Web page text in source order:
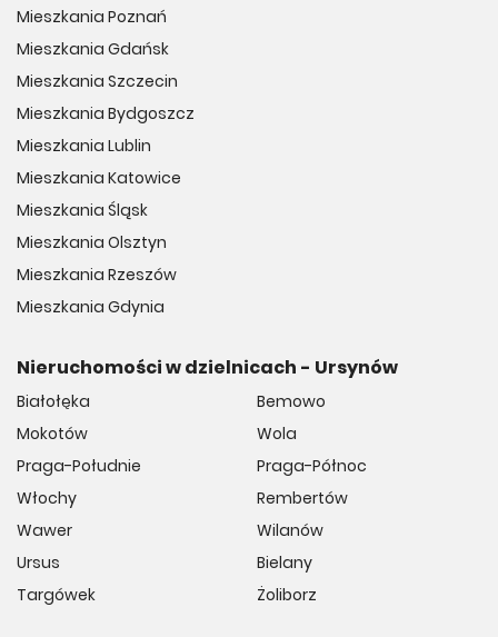
Mieszkania Poznań
Mieszkania Gdańsk
Mieszkania Szczecin
Mieszkania Bydgoszcz
Mieszkania Lublin
Mieszkania Katowice
Mieszkania Śląsk
Mieszkania Olsztyn
Mieszkania Rzeszów
Mieszkania Gdynia
Nieruchomości w dzielnicach - Ursynów
Białołęka
Mokotów
Praga-Południe
Włochy
Wawer
Ursus
Targówek
Bemowo
Wola
Praga-Północ
Rembertów
Wilanów
Bielany
Żoliborz